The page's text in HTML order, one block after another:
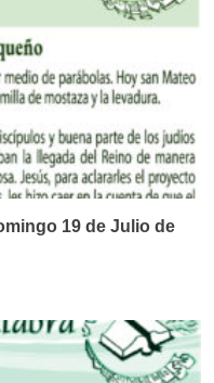
19 de Julio de